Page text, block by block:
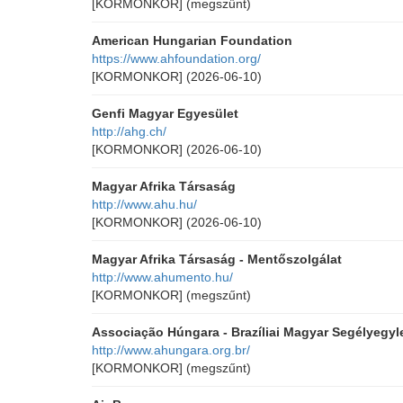
[KORMONKOR] (megszűnt)
American Hungarian Foundation
https://www.ahfoundation.org/
[KORMONKOR] (2026-06-10)
Genfi Magyar Egyesület
http://ahg.ch/
[KORMONKOR] (2026-06-10)
Magyar Afrika Társaság
http://www.ahu.hu/
[KORMONKOR] (2026-06-10)
Magyar Afrika Társaság - Mentőszolgálat
http://www.ahumento.hu/
[KORMONKOR] (megszűnt)
Associação Húngara - Brazíliai Magyar
http://www.ahungara.org.br/
[KORMONKOR] (megszűnt)